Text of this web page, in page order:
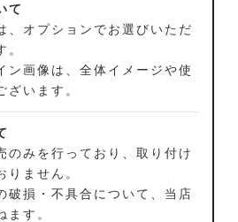
て
、オプションでお選びいただ
。
ン画像は、全体イメージや使
ざいます。
のみを行っており、取り付け
りません。
破損・不具合について、当店
ます。